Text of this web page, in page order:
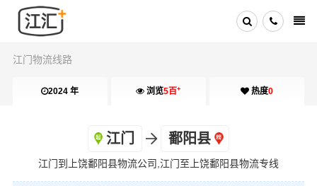
江门物流线路
2024 年 浏览5百+ 热度0
江门 鄱阳县
江门到上饶鄱阳县物流公司,江门至上饶鄱阳县物流专线